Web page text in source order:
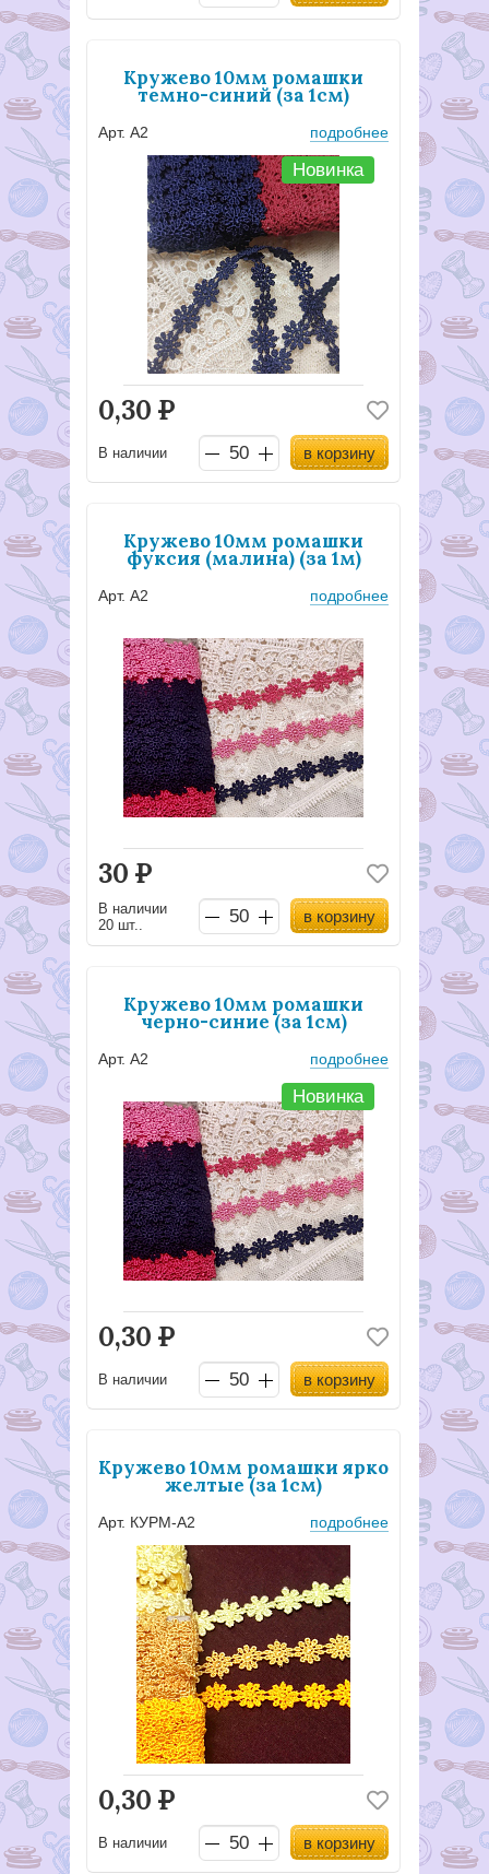
Кружево 10мм ромашки
темно-синий (за 1см)
Арт. А2 подробнее
Новинка
0,30 Р
В наличии в корзину
Кружево 10мм ромашки
фуксия (малина) (за 1м)
Арт. А2 подробнее
30 Р
В наличии
20 шт..
в корзину
Кружево 10мм ромашки
черно-синие (за 1см)
Арт. А2 подробнее
Новинка
0,30 Р
В наличии в корзину
Кружево 10мм ромашки ярко
желтые (за 1см)
Арт. КУРМ-А2 подробнее
0,30 Р
В наличии в корзину